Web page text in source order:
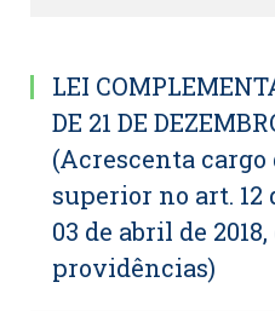
LEI
DE 21 DE
(Acrescenta cargo
superior no art. 12
03 de abril de
providências)